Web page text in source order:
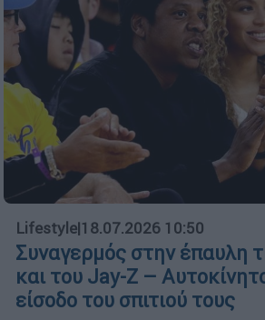
Lifestyle|18.07.2026 10:50
Συναγερμός στην έπαυλη
και του Jay-Z –
είσοδο του σπιτιού τους